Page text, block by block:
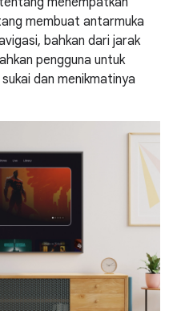
membuat antarmuka
bahkan dari jarak
pengguna untuk
dan menikmatinya